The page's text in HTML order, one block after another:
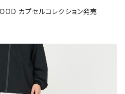
Champion × N.HOOLYWOOD カプセルコレクション発売